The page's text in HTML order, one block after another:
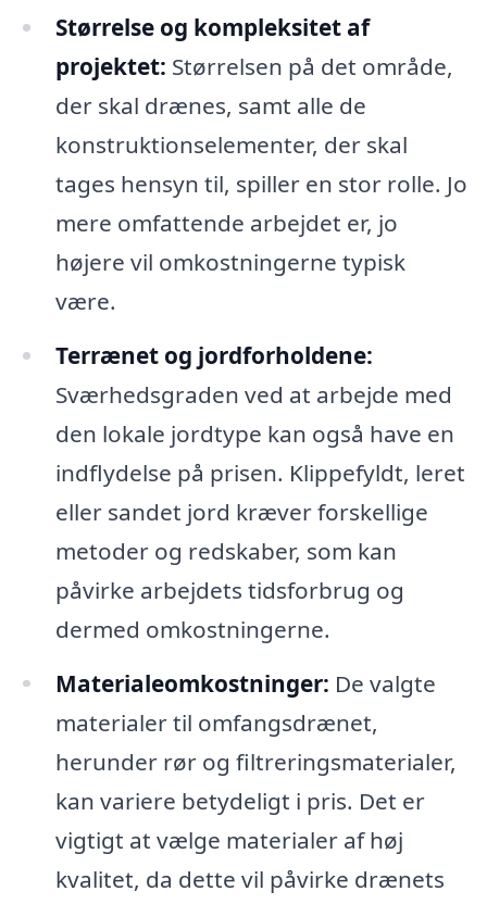
Størrelse og kompleksitet af
projektet: Størrelsen på det område,
der skal drænes, samt alle de
konstruktionselementer, der skal
tages hensyn til, spiller en stor rolle. Jo
mere omfattende arbejdet er, jo
højere vil omkostningerne typisk
være.
Terrænet og jordforholdene:
Sværhedsgraden ved at arbejde med
den lokale jordtype kan også have en
indflydelse på prisen. Klippefyldt, leret
eller sandet jord kræver forskellige
metoder og redskaber, som kan
påvirke arbejdets tidsforbrug og
dermed omkostningerne.
Materialeomkostninger: De valgte
materialer til omfangsdrænet,
herunder rør og filtreringsmaterialer,
kan variere betydeligt i pris. Det er
vigtigt at vælge materialer af høj
kvalitet, da dette vil påvirke drænets